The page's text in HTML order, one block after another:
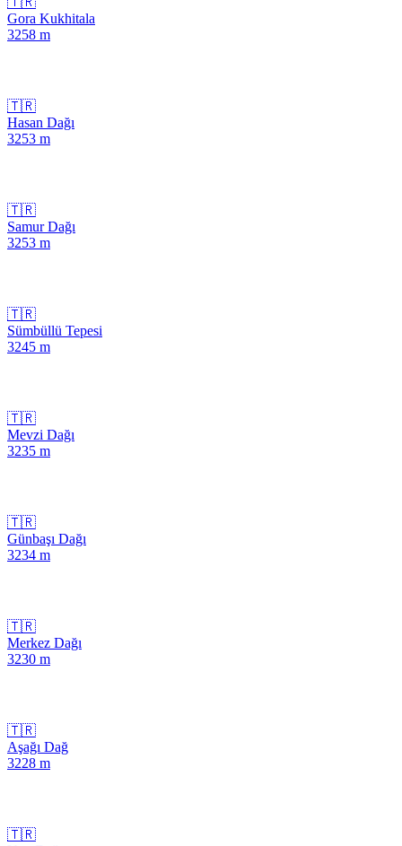
Gora Kukhitala
3258 m
🇹🇷
Hasan Dağı
3253 m
🇹🇷
Samur Dağı
3253 m
🇹🇷
Sümbüllü Tepesi
3245 m
🇹🇷
Mevzi Dağı
3235 m
🇹🇷
Günbaşı Dağı
3234 m
🇹🇷
Merkez Dağı
3230 m
🇹🇷
Aşağı Dağ
3228 m
🇹🇷